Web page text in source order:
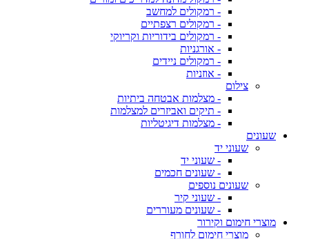
- רמקולים למחשב
- רמקולים רצפתיים
- רמקולים בידוריות וקריוקי
- אורגניות
- רמקולים ניידים
- אוזניות
צילום
- מצלמות אבטחה ביתיות
- תיקים ואביזרים למצלמות
- מצלמות דיגיטליות
שעונים
שעוני יד
- שעוני יד
- שעונים חכמים
שעונים נוספים
- שעוני קיר
- שעונים מעוררים
מוצרי חימום וקירור
מוצרי חימום לחורף